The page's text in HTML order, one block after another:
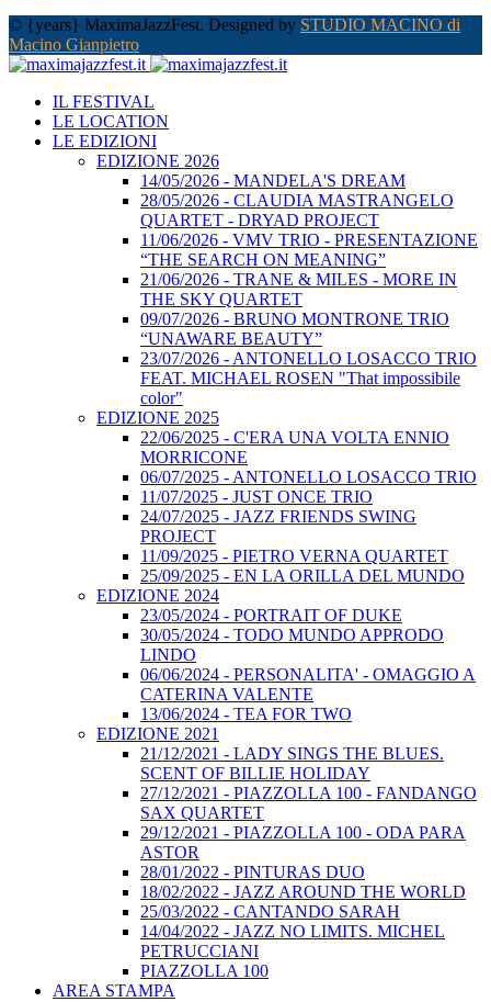
© {years} MaximaJazzFest. Designed by STUDIO MACINO di
Macino Gianpietro
IL FESTIVAL
LE LOCATION
LE EDIZIONI
EDIZIONE 2026
14/05/2026 - MANDELA'S DREAM
28/05/2026 - CLAUDIA MASTRANGELO
QUARTET - DRYAD PROJECT
11/06/2026 - VMV TRIO - PRESENTAZIONE
“THE SEARCH ON MEANING”
21/06/2026 - TRANE & MILES - MORE IN
THE SKY QUARTET
09/07/2026 - BRUNO MONTRONE TRIO
“UNAWARE BEAUTY”
23/07/2026 - ANTONELLO LOSACCO TRIO
FEAT. MICHAEL ROSEN "That impossibile
color"
EDIZIONE 2025
22/06/2025 - C'ERA UNA VOLTA ENNIO
MORRICONE
06/07/2025 - ANTONELLO LOSACCO TRIO
11/07/2025 - JUST ONCE TRIO
24/07/2025 - JAZZ FRIENDS SWING
PROJECT
11/09/2025 - PIETRO VERNA QUARTET
25/09/2025 - EN LA ORILLA DEL MUNDO
EDIZIONE 2024
23/05/2024 - PORTRAIT OF DUKE
30/05/2024 - TODO MUNDO APPRODO
LINDO
06/06/2024 - PERSONALITA' - OMAGGIO A
CATERINA VALENTE
13/06/2024 - TEA FOR TWO
EDIZIONE 2021
21/12/2021 - LADY SINGS THE BLUES.
SCENT OF BILLIE HOLIDAY
27/12/2021 - PIAZZOLLA 100 - FANDANGO
SAX QUARTET
29/12/2021 - PIAZZOLLA 100 - ODA PARA
ASTOR
28/01/2022 - PINTURAS DUO
18/02/2022 - JAZZ AROUND THE WORLD
25/03/2022 - CANTANDO SARAH
14/04/2022 - JAZZ NO LIMITS. MICHEL
PETRUCCIANI
PIAZZOLLA 100
AREA STAMPA